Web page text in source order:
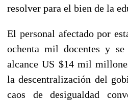
resolver para el bien de la
El personal afectado por
ochenta mil docentes y
alcance US $14 mil
la descentralización del
caos de desigualdad